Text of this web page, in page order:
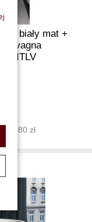
biały mat +
lavagna
zł